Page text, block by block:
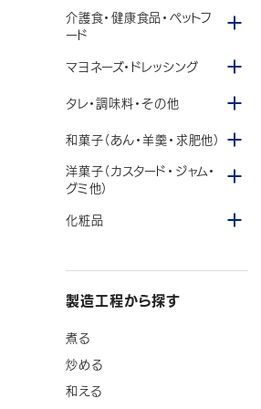
卓上加熱撹拌機
製あん製菓機械
プラントエンジニアリング
介護食・健康食品・ペットフ
ード
メ
マヨネーズ・ドレッシング
メニ
タレ・調味料・その他
メニ
和菓子（あん・羊羹・求肥他）
メ
洋菓子（カスタード・ジャム・
グミ他）
メ
化粧品
メニ
製造工程から探す
煮る
炒める
和える